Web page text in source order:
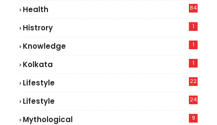
Health
84
Histrory 1
Knowledge 1
Kolkata 1
Lifestyle
22
Lifestyle
24
Mythological 9